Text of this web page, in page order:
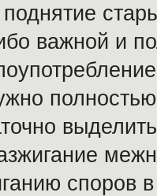
важной и
споров